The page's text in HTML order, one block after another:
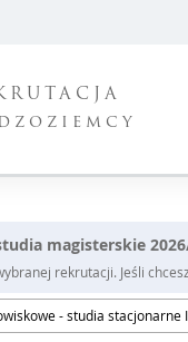
magisterskie
rekrutacji. Jeśli
- studia stacjonarne